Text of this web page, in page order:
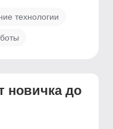
технологии
новичка до